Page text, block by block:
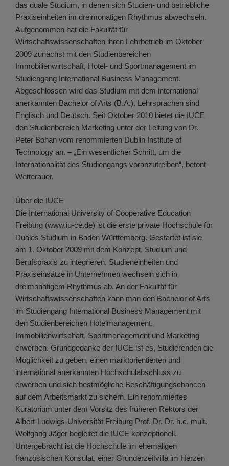
das duale Studium, in denen sich Studien- und betriebliche
Praxiseinheiten im dreimonatigen Rhythmus abwechseln.
Aufgenommen hat die Fakultät für
Wirtschaftswissenschaften ihren Lehrbetrieb im Oktober
2009 zunächst mit den Studienbereichen
Immobilienwirtschaft, Hotel- und Sportmanagement im
Studiengang International Business Management.
Abgeschlossen wird das Studium mit dem international
anerkannten Bachelor of Arts (B.A.). Lehrsprachen sind
Englisch und Deutsch. Seit Oktober 2010 bietet die IUCE
den Studienbereich Marketing unter der Leitung von Dr.
Peter Bohan vom renommierten Dublin Institute of
Technology an. – „Ein wesentlicher Schritt, um die
Internationalität des Studiengangs voranzutreiben“, betont
Wetterauer.
Über die IUCE
Die International University of Cooperative Education
Freiburg (www.iu-ce.de) ist die erste private Hochschule für
Duales Studium in Baden Württemberg. Gestartet ist sie
am 1. Oktober 2009 mit dem Konzept, Studium und
Berufspraxis zu integrieren. Studieneinheiten und
Praxiseinsätze in Unternehmen wechseln sich in
dreimonatigem Rhythmus ab. An der Fakultät für
Wirtschaftswissenschaften kann man den Bachelor of Arts
im Studiengang International Business Management mit
den Studienbereichen Hotelmanagement,
Immobilienwirtschaft, Sportmanagement und Marketing
erwerben. Grundgedanke der IUCE ist es, Studierenden die
Möglichkeit zu geben, einen marktorientierten und
international anerkannten Hochschulabschluss zu
erwerben und sich bestmögliche Beschäftigungschancen
auf dem Arbeitsmarkt zu sichern. Ein renommiertes
Kuratorium unter dem Vorsitz des früheren Rektors der
Albert-Ludwigs-Universität Freiburg Prof. Dr. Dr. h.c. mult.
Wolfgang Jäger begleitet die IUCE konzeptionell.
Untergebracht ist die Hochschule im ehemaligen
französischen Konsulat, einer Gründerzeitvilla im Herzen